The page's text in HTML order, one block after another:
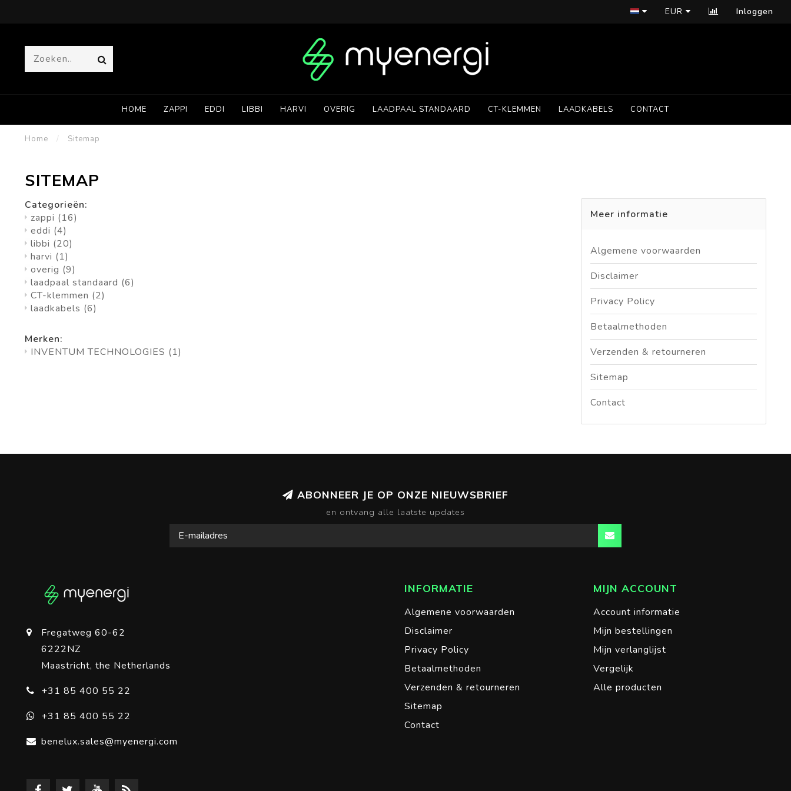
EUR Inloggen
HOME ZAPPI EDDI LIBBI HARVI OVERIG LAADPAAL STANDAARD CT-KLEMMEN LAADKABELS CONTACT
Home / Sitemap
SITEMAP
Categorieën:
zappi (16)
eddi (4)
libbi (20)
harvi (1)
overig (9)
laadpaal standaard (6)
CT-klemmen (2)
laadkabels (6)
Merken:
INVENTUM TECHNOLOGIES (1)
Meer informatie
Algemene voorwaarden
Disclaimer
Privacy Policy
Betaalmethoden
Verzenden & retourneren
Sitemap
Contact
ABONNEER JE OP ONZE NIEUWSBRIEF
en ontvang alle laatste updates
Fregatweg 60-62
6222NZ
Maastricht, the Netherlands
+31 85 400 55 22
+31 85 400 55 22
benelux.sales@myenergi.com
INFORMATIE
Algemene voorwaarden
Disclaimer
Privacy Policy
Betaalmethoden
Verzenden & retourneren
Sitemap
Contact
MIJN ACCOUNT
Account informatie
Mijn bestellingen
Mijn verlanglijst
Vergelijk
Alle producten